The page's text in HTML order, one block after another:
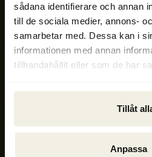
sådana identifierare och annan
till de sociala medier, annons-
samarbetar med. Dessa kan i
informationen med annan
tillhandahållit eller som de har
Tillåt
Anpassa
Vi räddar värden
Sedan 1857 hjälper
ekonomiska problem. Vi är en
likvidation – med målet att
långsiktigt hållbara lösningar.